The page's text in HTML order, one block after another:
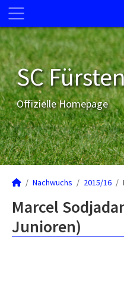
SC
Offizielle Homepage
Nachwuchs 2015/16
Marcel
Junioren)